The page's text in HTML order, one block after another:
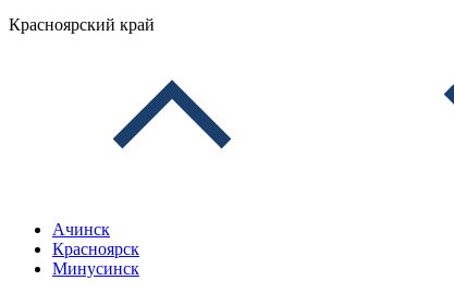
Красноярский край
Ачинск
Красноярск
Минусинск